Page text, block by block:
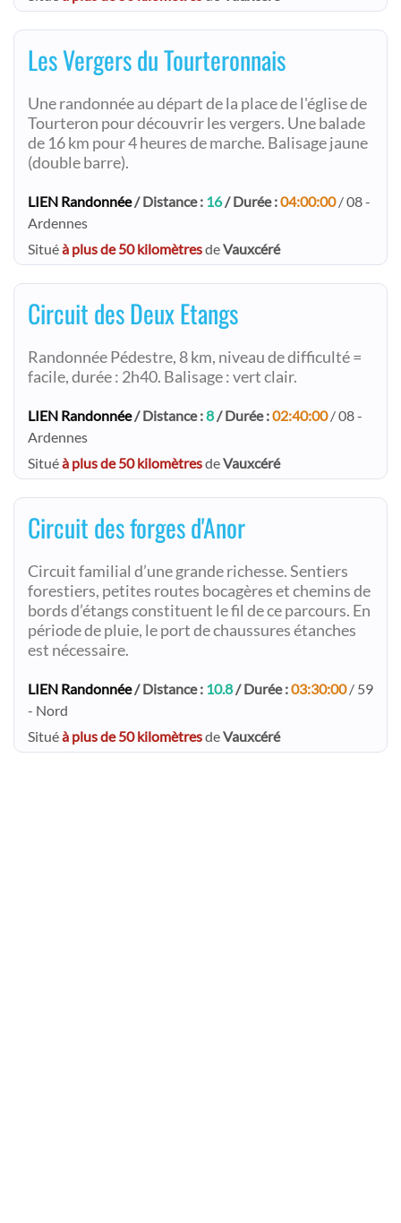
Les Vergers du Tourteronnais
Une randonnée au départ de la place de l'église de
Tourteron pour découvrir les vergers. Une balade
de 16 km pour 4 heures de marche. Balisage jaune
(double barre).
LIEN Randonnée/ Distance : 16/ Durée :04:00:00/ 08 -
Ardennes
Situéà plus de 50 kilomètresdeVauxcéré
Circuit des Deux Etangs
Randonnée Pédestre, 8 km, niveau de difficulté =
facile, durée : 2h40. Balisage : vert clair.
LIEN Randonnée/ Distance :8/ Durée :02:40:00/ 08 -
Ardennes
Situéà plus de 50 kilomètresdeVauxcéré
Circuit des forges d'Anor
Circuit familial d’une grande richesse. Sentiers
forestiers, petites routes bocagères et chemins de
bords d’étangs constituent le fil de ce parcours. En
période de pluie, le port de chaussures étanches
est nécessaire.
LIEN Randonnée/ Distance : 10.8/ Durée :03:30:00/ 59
- Nord
Situéà plus de 50 kilomètresdeVauxcéré